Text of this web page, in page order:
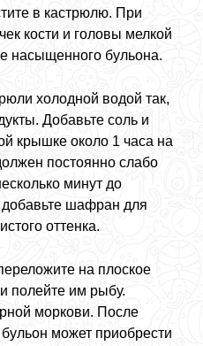
в кастрюлю. При
кости и головы мелкой
насыщенного бульона.
холодной водой так,
Добавьте соль и
крышке около 1 часа на
постоянно слабо
минут до
добавьте шафран для
оттенка.
на плоское
полейте им рыбу.
моркови. После
может приобрести